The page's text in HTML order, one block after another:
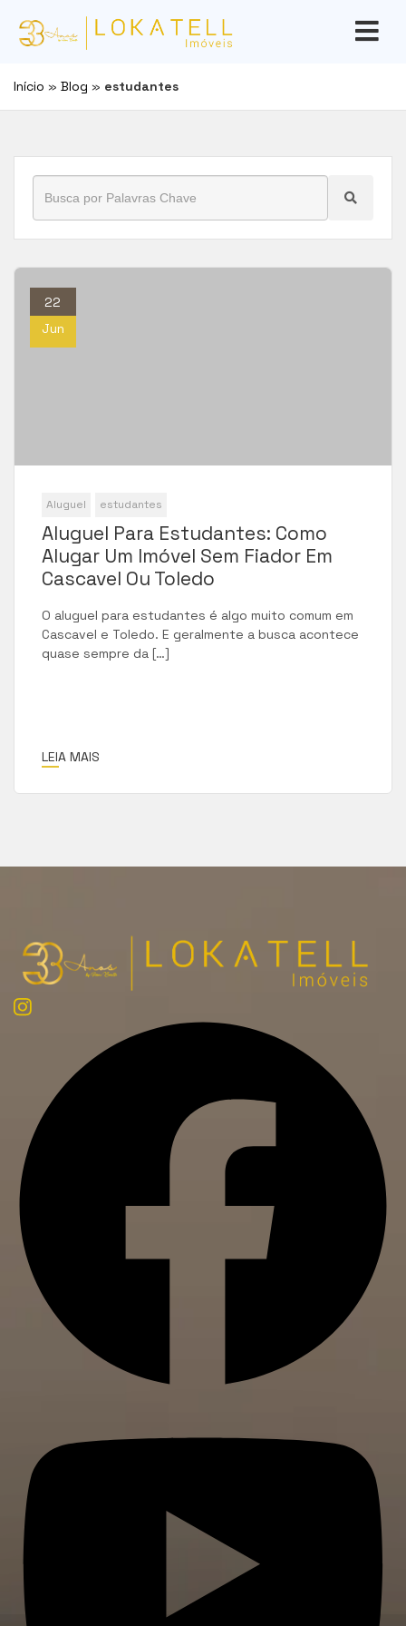
Início » Blog » estudantes
22
Jun
Aluguel estudantes
Aluguel Para Estudantes: Como
Alugar Um Imóvel Sem Fiador Em
Cascavel Ou Toledo
O aluguel para estudantes é algo muito comum em
Cascavel e Toledo. E geralmente a busca acontece
quase sempre da […]
LEIA MAIS